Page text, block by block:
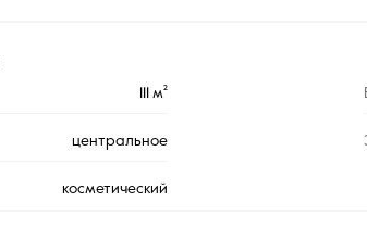
111 м²
центральное
косметический